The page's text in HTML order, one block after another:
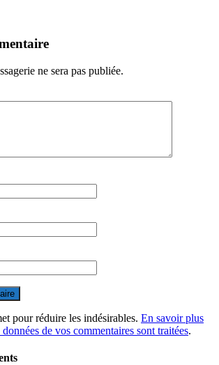
ne sera pas publiée.
pour réduire les indésirables. En savoir plus
de vos commentaires sont traitées.